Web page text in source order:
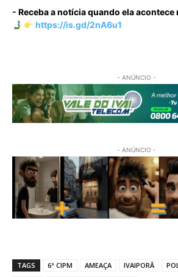
- Receba a notícia quando ela
https://is.gd/2nA6u1
- ANÚNCIO -
- ANÚNCIO -
TAGS 6ª CIPM AMEAÇA IVAIPORÃ